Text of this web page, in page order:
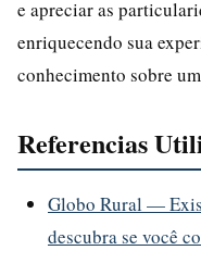
e apreciar as
enriquecendo sua
conhecimento sobre
Referencias
Globo Rural —
descubra se você